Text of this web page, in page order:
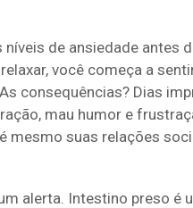
níveis de ansiedade antes
você começa a
consequências? Dias
mau humor e
mesmo suas relações
alerta. Intestino preso é